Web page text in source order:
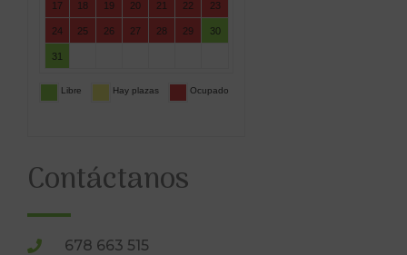
Contáctanos
678 663 515